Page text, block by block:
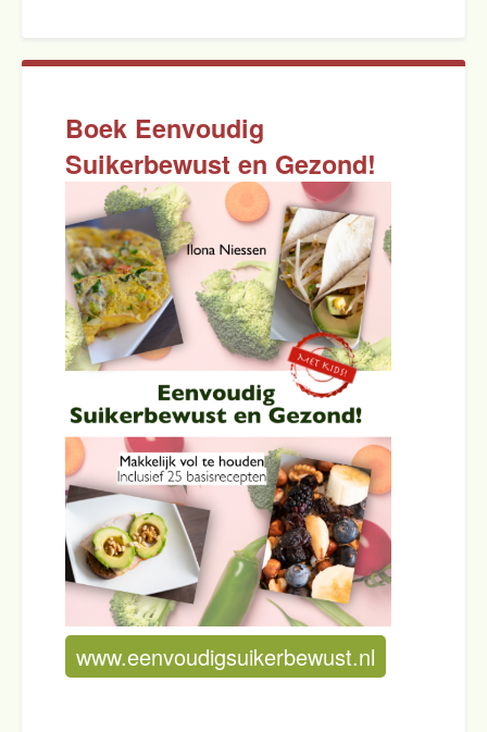
Boek Eenvoudig
Suikerbewust en Gezond!
www.eenvoudigsuikerbewust.nl